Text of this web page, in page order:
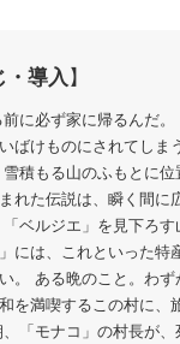
・導入 】
に必ず家に帰るんだ。
ばけものにされてし
積もる山のふもとに
れた伝説は、瞬く間に
ベルジエ」を見下ろす
には、これといった特
。 ある晩のこと。わ
を満喫するこの村に、
「モナコ」の村長が